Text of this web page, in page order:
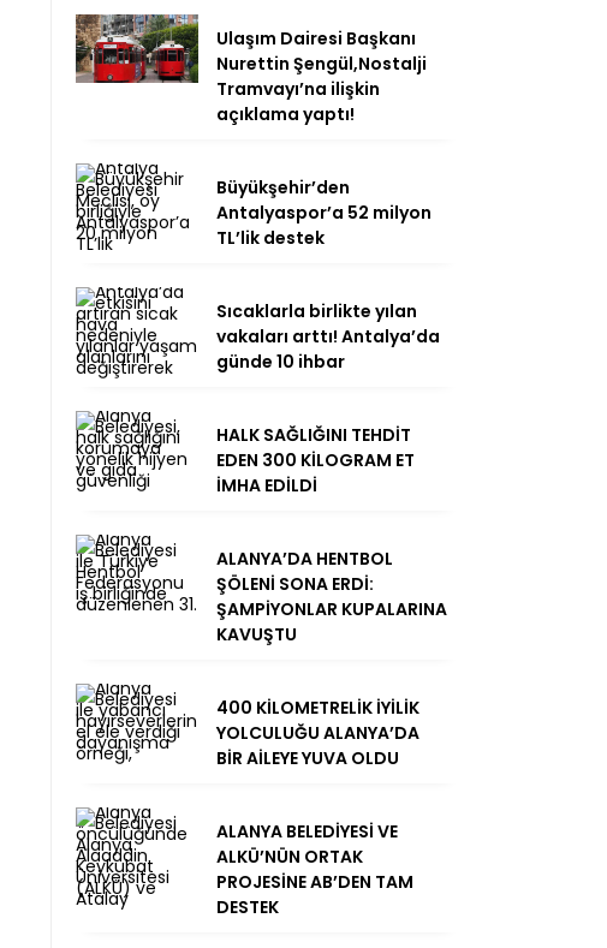
Ulaşım Dairesi Başkanı
Nurettin Şengül,Nostalji
Tramvayı’na ilişkin
açıklama yaptı!
Büyükşehir’den
Antalyaspor’a 52 milyon
TL’lik destek
Sıcaklarla birlikte yılan
vakaları arttı! Antalya’da
günde 10 ihbar
HALK SAĞLIĞINI TEHDİT
EDEN 300 KİLOGRAM ET
İMHA EDİLDİ
ALANYA’DA HENTBOL
ŞÖLENİ SONA ERDİ:
ŞAMPİYONLAR KUPALARINA
KAVUŞTU
400 KİLOMETRELİK İYİLİK
YOLCULUĞU ALANYA’DA
BİR AİLEYE YUVA OLDU
ALANYA BELEDİYESİ VE
ALKÜ’NÜN ORTAK
PROJESİNE AB’DEN TAM
DESTEK